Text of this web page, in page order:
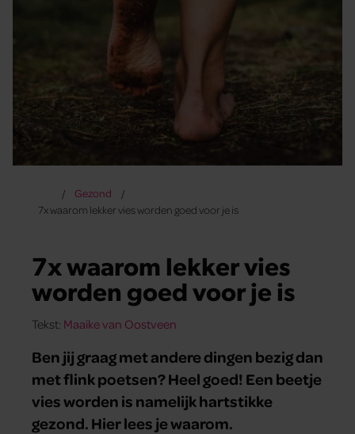
Gezond
7x waarom lekker vies worden goed voor je is
7x waarom lekker vies
worden goed voor je is
Tekst: Maaike van Oostveen
Ben jij graag met andere dingen bezig dan
met flink poetsen? Heel goed! Een beetje
vies worden is namelijk hartstikke
gezond. Hier lees je waarom.